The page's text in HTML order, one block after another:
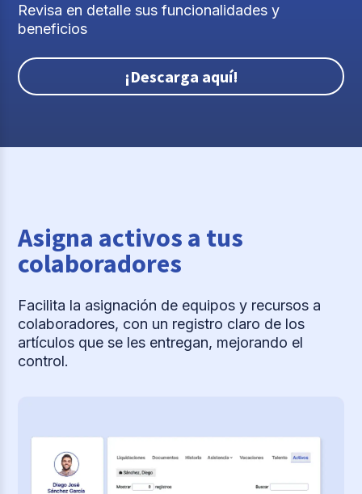
Revisa en detalle sus funcionalidades y
beneficios
¡Descarga aquí!
Asigna activos a tus
colaboradores
Facilita la asignación de equipos y recursos a
colaboradores, con un registro claro de los
artículos que se les entregan, mejorando el
control.